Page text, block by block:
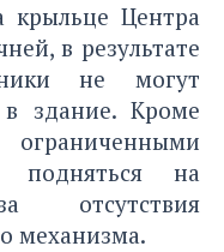
крыльце Центра
в результате
не могут
в здание. Кроме
подняться на
отсутствия
механизма.